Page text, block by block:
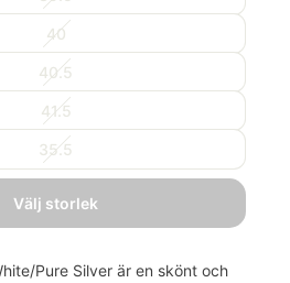
40
40.5
41.5
35.5
välj storlek
Pure Silver är en skönt och